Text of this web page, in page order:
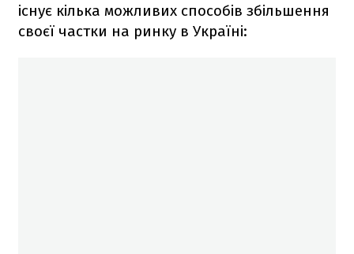
існує кілька можливих способів збільшення
своєї частки на ринку в Україні: